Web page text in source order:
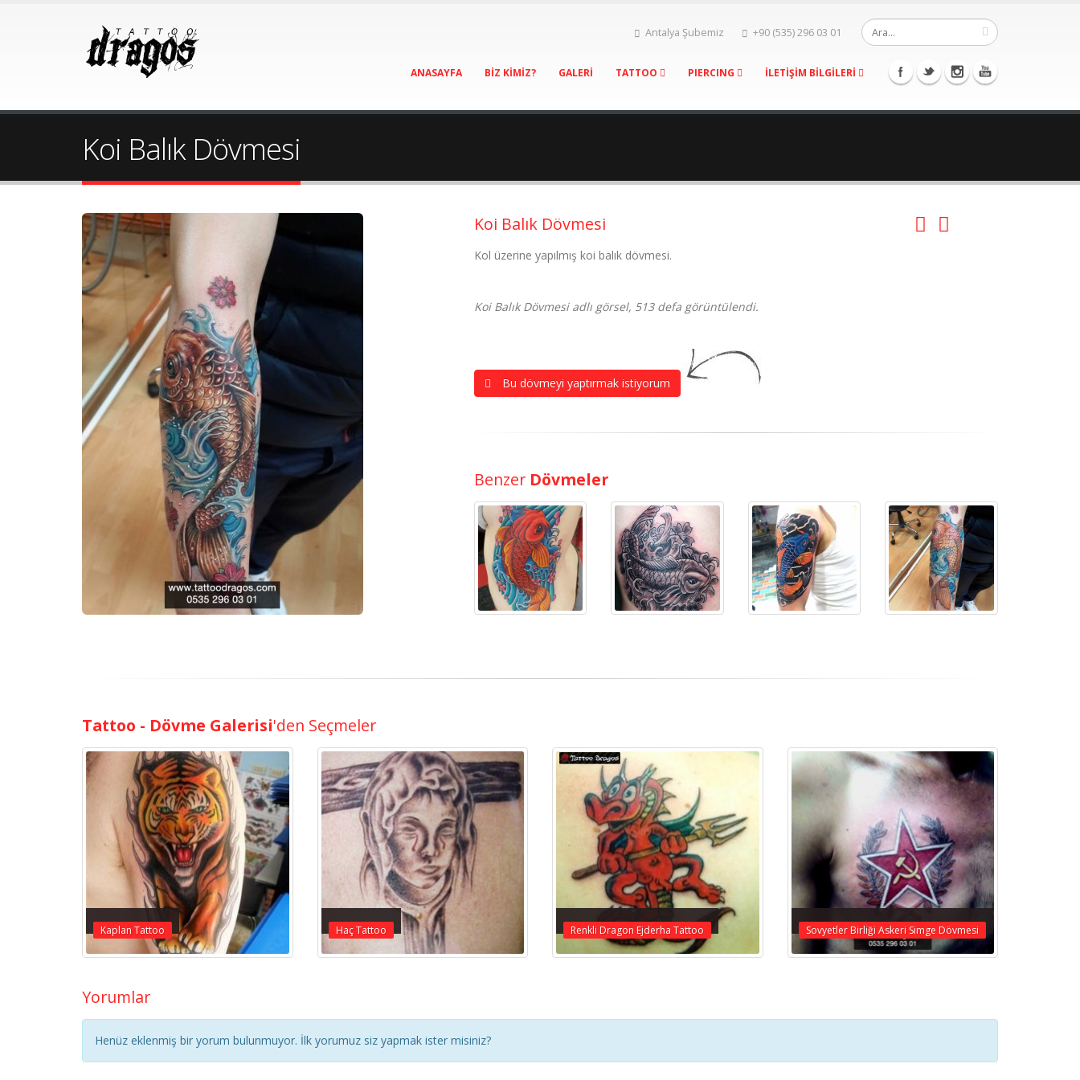
Antalya Şubemiz +90 (535) 296 03 01
ANASAYFA BİZ KİMİZ? GALERİ TATTOO PIERCING İLETİŞİM BİLGİLERİ
Koi Balık Dövmesi
Koi Balık Dövmesi
Kol üzerine yapılmış koi balık dövmesi.
Koi Balık Dövmesi adlı görsel, 513 defa görüntülendi.
Bu dövmeyi yaptırmak istiyorum
Benzer Dövmeler
Tattoo - Dövme Galerisi'den Seçmeler
Kaplan Tattoo Haç Tattoo Renkli Dragon Ejderha Tattoo Sovyetler Birliği Askeri Simge Dövmesi
Yorumlar
Henüz eklenmiş bir yorum bulunmuyor. İlk yorumuz siz yapmak ister misiniz?